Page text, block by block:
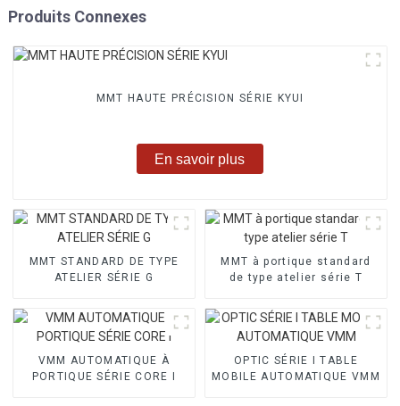
Produits Connexes
MMT HAUTE PRÉCISION SÉRIE KYUI
En savoir plus
MMT STANDARD DE TYPE
ATELIER SÉRIE G
MMT à portique standard
de type atelier série T
VMM AUTOMATIQUE À
PORTIQUE SÉRIE CORE I
OPTIC SÉRIE I TABLE
MOBILE AUTOMATIQUE VMM